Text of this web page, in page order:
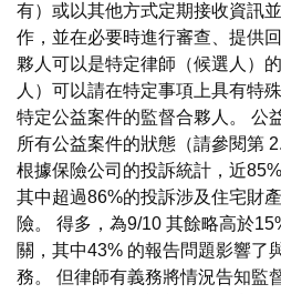
有）或以其他方式定期接收資訊
作，並在必要時進行審查、提供
夥人可以是特定律師（候選人）
人）可以請在特定事項上具有特
特定公益案件的監督合夥人。 公
所有公益案件的狀態（請參閱第
根據保險公司的投訴統計，近
其中超過86%的投訴涉及住宅財
險。 得多，為9/10 其餘略高於
關，其中43% 的報告問題影響了
務。 但律師有義務將情況告知監